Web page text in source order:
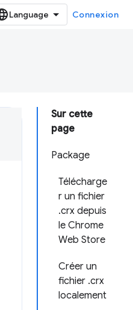
Connexion
Sur cette
page
Package
Télécharge
r un fichier
.crx depuis
le Chrome
Web Store
Créer un
fichier .crx
localement